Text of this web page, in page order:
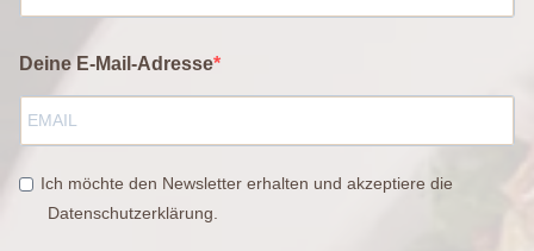
Deine E-Mail-Adresse
Ich möchte den Newsletter erhalten und akzeptiere die
Datenschutzerklärung.